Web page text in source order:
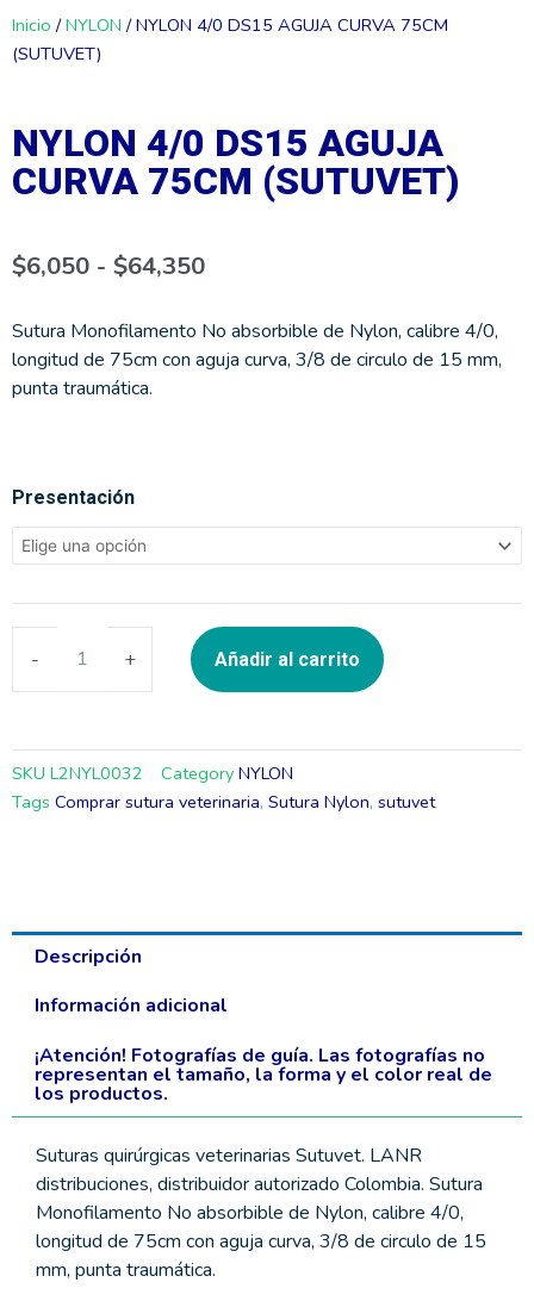
Inicio /NYLON / NYLON 4/0 DS15 AGUJA CURVA 75CM
(SUTUVET)
NYLON 4/0 DS15 AGUJA
CURVA 75CM (SUTUVET)
$6,050 - $64,350Rango
de
$6,050
hasta
$64,350
Sutura Monofilamento No absorbible de Nylon, calibre 4/0,
longitud de 75cm con aguja curva, 3/8 de circulo de 15 mm,
punta traumática.
Presentación
-
NYLON
4/0
DS15
AGUJA
CURVA
75CM
+ Añadir al carrito
SKU L2NYL0032 Category NYLON
Tags Comprar sutura veterinaria, Sutura Nylon, sutuvet
Descripción
Información adicional
¡Atención! Fotografías de guía. Las fotografías no
representan el tamaño, la forma y el color real de
los productos.
Suturas quirúrgicas veterinarias Sutuvet. LANR
distribuciones, distribuidor autorizado Colombia. Sutura
Monofilamento No absorbible de Nylon, calibre 4/0,
longitud de 75cm con aguja curva, 3/8 de circulo de 15
mm, punta traumática.